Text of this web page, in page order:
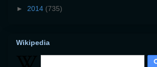
► 2014 (735)
Wikipedia